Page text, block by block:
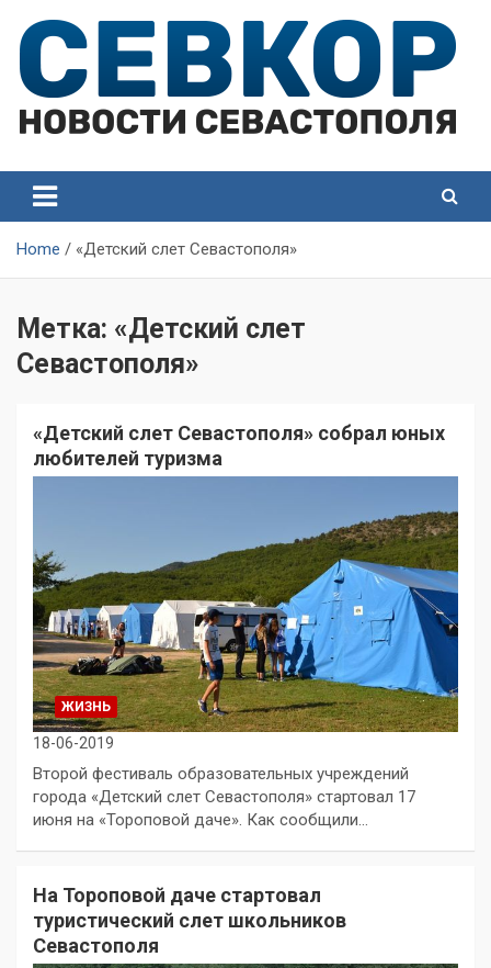
content
Севастополя
Севастополя
Home «Детский слет Севастополя»
Метка: «Детский слет
Севастополя»
«Детский слет Севастополя» собрал юных
любителей туризма
ЖИЗНЬ
18-06-2019
Второй фестиваль образовательных учреждений
города «Детский слет Севастополя» стартовал 17
июня на «Тороповой даче». Как сообщили…
На Тороповой даче стартовал
туристический слет школьников
Севастополя